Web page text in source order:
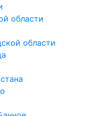
области
области